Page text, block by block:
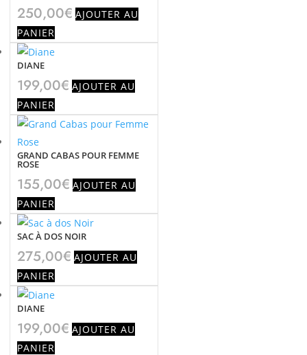
250,00€ AJOUTER AU
PANIER
DIANE
199,00€ AJOUTER AU
PANIER
GRAND CABAS POUR FEMME
ROSE
155,00€ AJOUTER AU
PANIER
SAC À DOS NOIR
275,00€ AJOUTER AU
PANIER
DIANE
199,00€ AJOUTER AU
PANIER